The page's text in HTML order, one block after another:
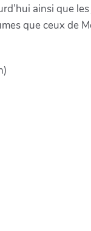
ainsi que
que ceux de